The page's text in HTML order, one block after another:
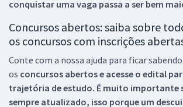
conquistar uma vaga passa a ser bem
Concursos abertos: saiba sobre
os concursos com inscrições
Conte com a nossa ajuda para ficar
os concursos abertos e acesse o edital
trajetória de estudo. É muito importante
sempre atualizado, isso porque um